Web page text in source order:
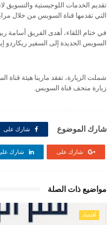
تقديم الخدمات اللوجيستية والتسويق
التي تقدمها قناة السويس من خلال
في ختام اللقاء، أهدى الفريق أسامة
السويس الجديدة إلى السفير ريكاردو
شملت الزيارة، تفقد مارينا هيئة قناة
زيارة متحف قناة السويس.
شارك الموضوع شارك على
شارك على شارك
مواضيع ذات الصلة
أقتصاد